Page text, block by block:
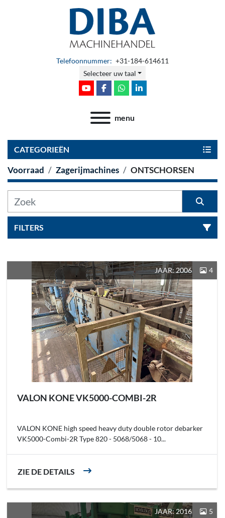
Telefoonnummer: +31-184-614611
Selecteer uw taal
youtubefacebookwhatsapplinkedin
menu
CATEGORIEËN
Voorraad Zagerijmachines ONTSCHORSEN
FILTERS
JAAR: 2006 4
VALON KONE VK5000-COMBI-2R
VALON KONE high speed heavy duty double rotor debarker
VK5000-Combi-2R Type 820 - 5068/5068 - 10...
ZIE DE DETAILS
JAAR: 2016 5